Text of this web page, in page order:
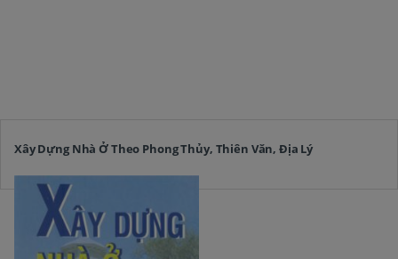
Xây Dựng Nhà Ở Theo Phong Thủy, Thiên Văn, Địa Lý